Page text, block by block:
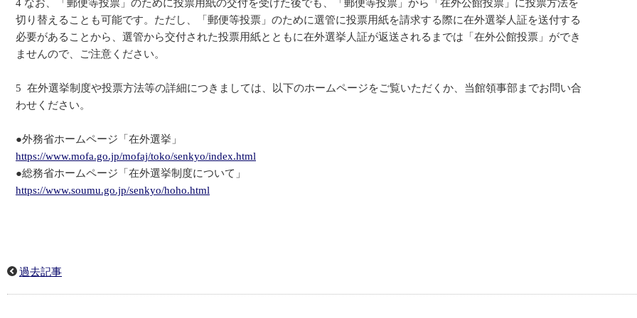
4 なお、「郵便等投票」のために投票用紙の交付を受けた後でも、「郵便等投票」から「在外公館投票」に投票方法を
切り替えることも可能です。ただし、「郵便等投票」のために選管に投票用紙を請求する際に在外選挙人証を送付する
必要があることから、選管から交付された投票用紙とともに在外選挙人証が返送されるまでは「在外公館投票」ができ
ませんので、ご注意ください。
5 在外選挙制度や投票方法等の詳細につきましては、以下のホームページをご覧いただくか、当館領事部までお問い合
わせください。
●外務省ホームページ「在外選挙」
https://www.mofa.go.jp/mofaj/toko/senkyo/index.html
●総務省ホームページ「在外選挙制度について」
https://www.soumu.go.jp/senkyo/hoho.html
過去記事